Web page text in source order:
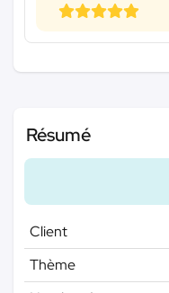
Résumé
Client
Thème